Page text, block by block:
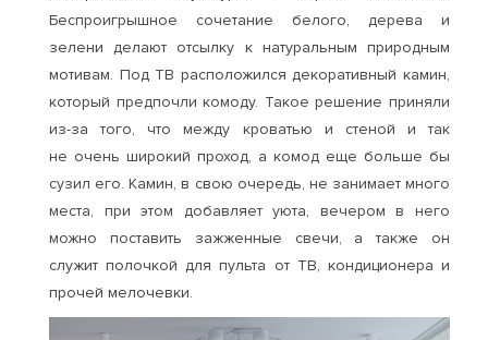
Беспроигрышное сочетание белого, дерева и
зелени делают отсылку к натуральным природным
мотивам. Под ТВ расположился декоративный камин,
который предпочли комоду. Такое решение приняли
из-за того, что между кроватью и стеной и так
не очень широкий проход, а комод еще больше бы
сузил его. Камин, в свою очередь, не занимает много
места, при этом добавляет уюта, вечером в него
можно поставить зажженные свечи, а также он
служит полочкой для пульта от ТВ, кондиционера и
прочей мелочевки.